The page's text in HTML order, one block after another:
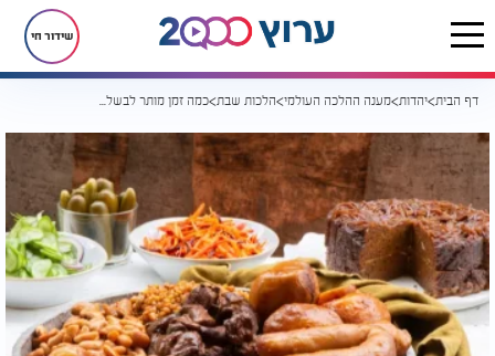
שידור חי
דף הבית יהדות מענה ההלכה העולמי הלכות שבת כמה זמן מותר לבשל לאחר זמן כניסת שבת?